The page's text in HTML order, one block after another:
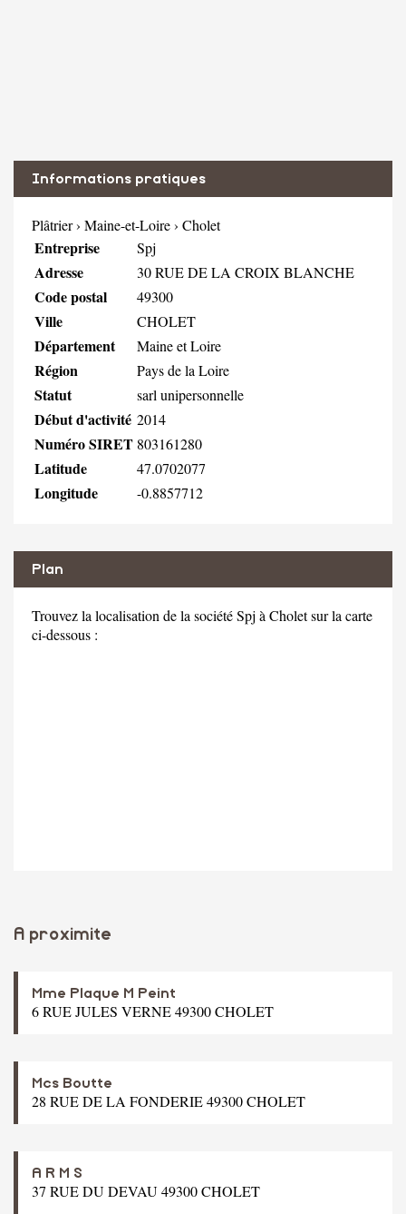
Informations pratiques
Plâtrier› Maine-et-Loire› Cholet
Entreprise Spj
Adresse 30 RUE DE LA CROIX BLANCHE
Code postal 49300
Ville CHOLET
Département Maine et Loire
Région Pays de la Loire
Statut sarl unipersonnelle
Début d'activité 2014
Numéro SIRET 803161280
Latitude 47.0702077
Longitude -0.8857712
Plan
Trouvez la localisation de la société Spj à Cholet sur la carte
ci-dessous :
A proximite
Mme Plaque M Peint
6 RUE JULES VERNE 49300 CHOLET
Mcs Boutte
28 RUE DE LA FONDERIE 49300 CHOLET
A R M S
37 RUE DU DEVAU 49300 CHOLET